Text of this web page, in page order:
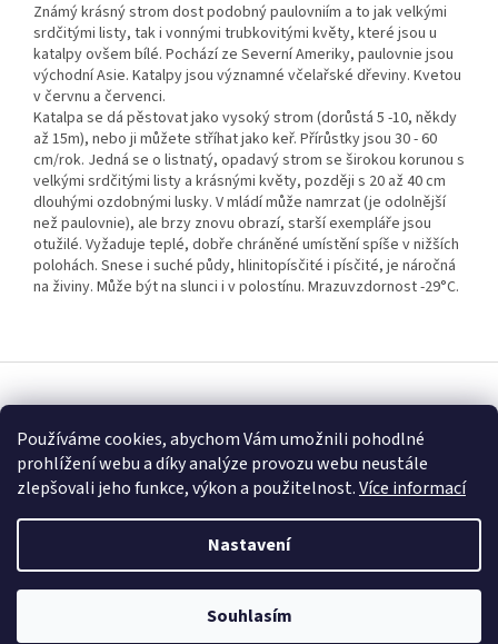
Používáme cookies, abychom Vám umožnili pohodlné
prohlížení webu a díky analýze provozu webu neustále
zlepšovali jeho funkce, výkon a použitelnost.Více informací
Nastavení
Souhlasím
Známý krásný strom dost podobný paulovniím a to jak velkými
srdčitými listy, tak i vonnými trubkovitými květy, které jsou u
katalpy ovšem bílé. Pochází ze Severní Ameriky, paulovnie jsou
východní Asie. Katalpy jsou významné včelařské dřeviny. Kvetou
v červnu a červenci.
Katalpa se dá pěstovat jako vysoký strom (dorůstá 5 -10, někdy
až 15m), nebo ji můžete stříhat jako keř. Přírůstky jsou 30 - 60
cm/rok. Jedná se o listnatý, opadavý strom se širokou korunou s
velkými srdčitými listy a krásnými květy, později s 20 až 40 cm
dlouhými ozdobnými lusky. V mládí může namrzat (je odolnější
než paulovnie), ale brzy znovu obrazí, starší exempláře jsou
otužilé. Vyžaduje teplé, dobře chráněné umístění spíše v nižších
polohách. Snese i suché půdy, hlinitopísčité i písčité, je náročná
na živiny. Může být na slunci i v polostínu. Mrazuvzdornost -29°C.
á
p
Copyright 2026 Fascinující Paulownia. Všechna práva vyhrazena.